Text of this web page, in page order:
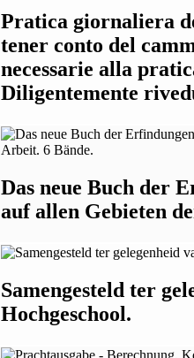
Pratica giornaliera
tener conto del
necessarie alla
Diligentemente
Das neue Buch der
auf allen Gebieten
Samengesteld ter
Hochgeschool.